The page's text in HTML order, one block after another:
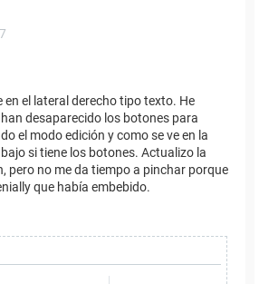
en el lateral derecho tipo texto. He
desaparecido los botones para
el modo edición y como se ve en la
si tiene los botones. Actualizo la
pero no me da tiempo a pinchar porque
que había embebido.